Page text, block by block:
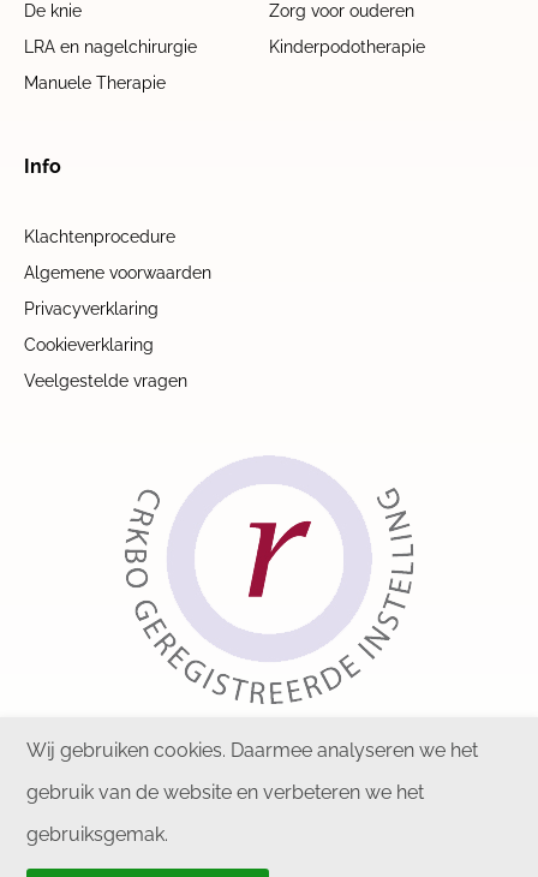
De knie
Zorg voor ouderen
LRA en nagelchirurgie
Kinderpodotherapie
Manuele Therapie
Info
Klachtenprocedure
Algemene voorwaarden
Privacyverklaring
Cookieverklaring
Veelgestelde vragen
Copyright © 2026 KIPZ. Alle rechten voorbehouden.
Wij gebruiken cookies. Daarmee analyseren we het
gebruik van de website en verbeteren we het
gebruiksgemak.